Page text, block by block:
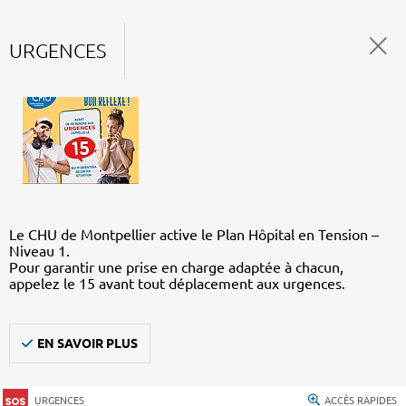
URGENCES
Le CHU de Montpellier active le Plan Hôpital en Tension –
Niveau 1.
Pour garantir une prise en charge adaptée à chacun,
appelez le 15 avant tout déplacement aux urgences.
EN SAVOIR PLUS
URGENCES ACCÈS RAPIDES